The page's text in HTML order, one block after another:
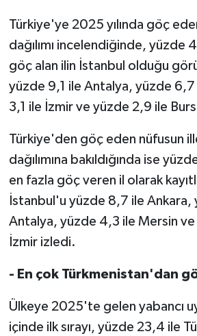
Türkiye'ye 2025 yılında göç
dağılımı incelendiğinde, yüzde
göç alan ilin İstanbul olduğu
yüzde 9,1 ile Antalya, yüzde
3,1 ile İzmir ve yüzde 2,9 ile
Türkiye'den göç eden nüfusun
dağılımına bakıldığında ise
en fazla göç veren il olarak
İstanbul'u yüzde 8,7 ile Ankara,
Antalya, yüzde 4,3 ile Mersin
İzmir izledi.
- En çok Türkmenistan'dan
Ülkeye 2025'te gelen yabancı
içinde ilk sırayı, yüzde 23,4 ile
Eskişehir Müftülüğü
Gaziantep Müftülüğü
Giresun Müftülüğü
Hakkari Müftülüğü
Hatay Müftülüğü
Iğdır Müftülüğü
Isparta Müftülüğü
İstanbul Müftülüğü